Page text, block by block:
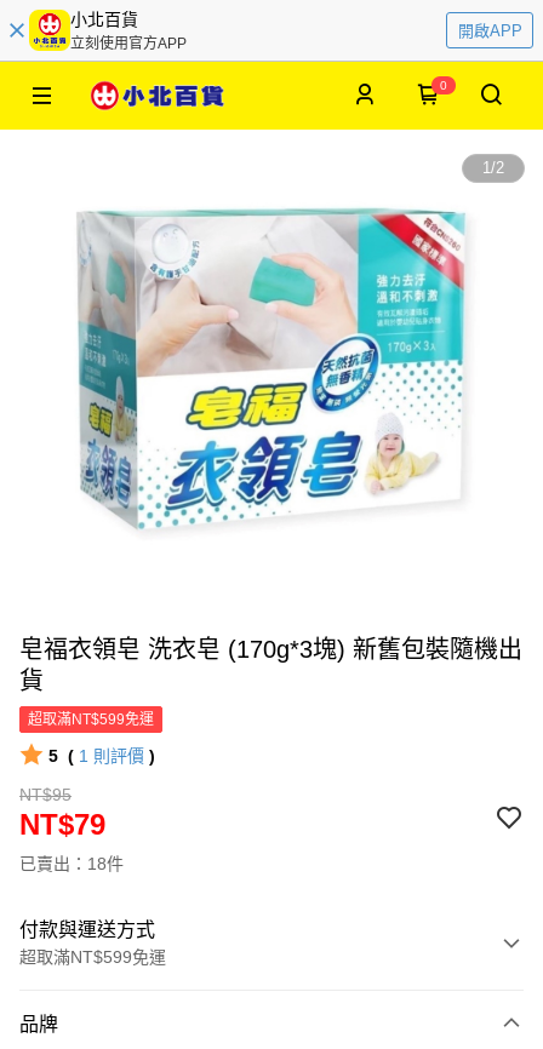
小北百貨
立刻使用官方APP
開啟APP
0
1/2
皂福衣領皂 洗衣皂 (170g*3塊) 新舊包裝隨機出
貨
超取滿NT$599免運
5 ( 1 則評價 )
NT$95
NT$79
已賣出：18件
付款與運送方式
超取滿NT$599免運
信用卡一次付款
品牌